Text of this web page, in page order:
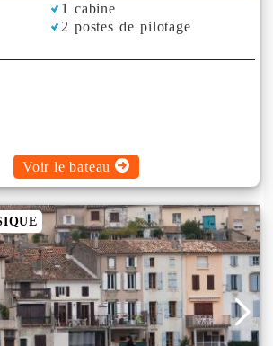
1 cabine
2 postes de pilotage
Voir le bateau